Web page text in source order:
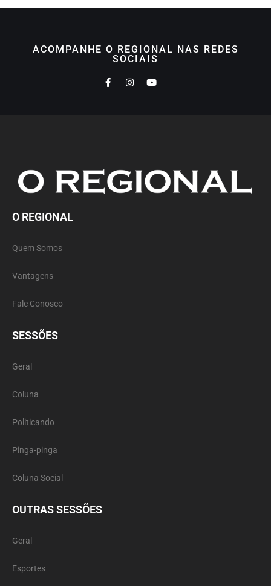
ACOMPANHE O REGIONAL NAS REDES
SOCIAIS
O REGIONAL
Quem Somos
Vantagens
Fale Conosco
SESSÕES
Geral
Coluna
Politicando
Pinga-pinga
Coluna Social
OUTRAS SESSÕES
Geral
Esportes